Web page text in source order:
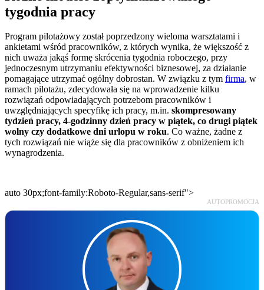
Program pilotażowy został poprzedzony wieloma warsztatami i
nich uważa jakąś formę skrócenia tygodnia roboczego, przy
jednoczesnym utrzymaniu efektywności biznesowej, za działanie
pomagające utrzymać ogólny dobrostan. W związku z tymfirma
ramach pilotażu, zdecydowała się na wprowadzenie kilku
rozwiązań odpowiadających potrzebom pracowników i
uwzględniających specyfikę ich pracy, m.in.skompresowany
tydzień pracy, 4-godzinny dzień pracy w piątek, co drugi piątek
wolny czy dodatkowe dni urlopu w roku. Co ważne, żadne z
tych rozwiązań nie wiąże się dla pracowników z obniżeniem ich
wynagrodzenia.